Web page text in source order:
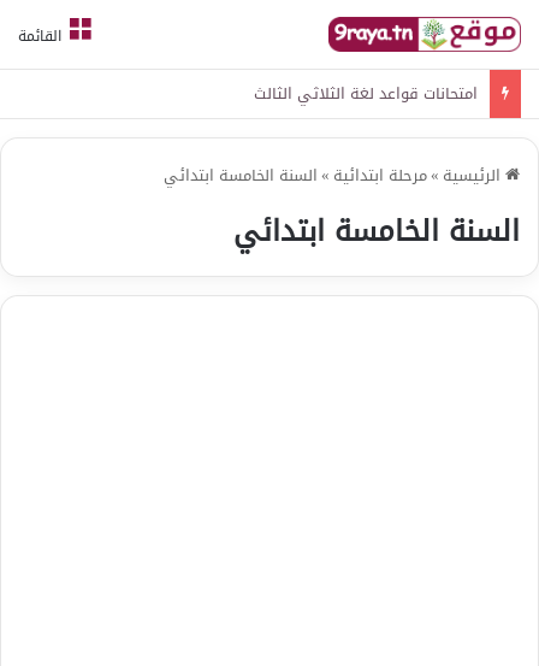
القائمة
امتحانات قواعد لغة الثلاثي الثالث
الرئيسية »مرحلة ابتدائية »السنة الخامسة ابتدائي
السنة الخامسة ابتدائي